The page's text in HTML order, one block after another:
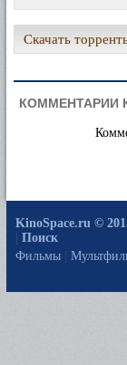
Скачать
КОММЕНТАРИИ
KinoSpace.ru ©
| Поиск
Фильмы